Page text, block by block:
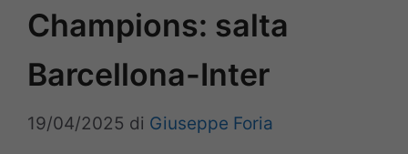
Champions: salta
Barcellona-Inter
19/04/2025 di Giuseppe Foria